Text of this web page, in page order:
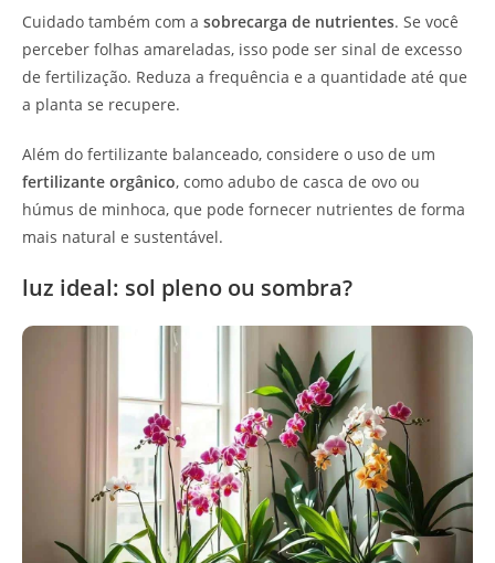
Cuidado também com a sobrecarga de nutrientes. Se você
perceber folhas amareladas, isso pode ser sinal de excesso
de fertilização. Reduza a frequência e a quantidade até que
a planta se recupere.
Além do fertilizante balanceado, considere o uso de um
fertilizante orgânico, como adubo de casca de ovo ou
húmus de minhoca, que pode fornecer nutrientes de forma
mais natural e sustentável.
luz ideal: sol pleno ou sombra?